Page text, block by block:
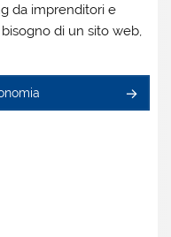
da imprenditori e
di un sito web,